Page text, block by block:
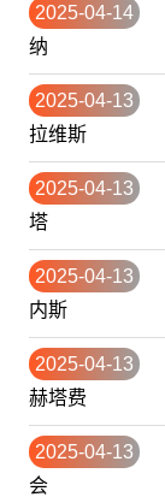
2025-04-14
纳
2025-04-13
拉维斯
2025-04-13
塔
2025-04-13
内斯
2025-04-13
赫塔费
2025-04-13
会